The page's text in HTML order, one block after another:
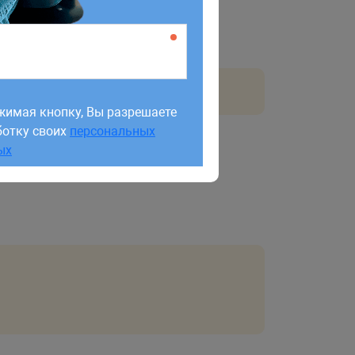
кнопку, Вы разрешаете
кнопку, Вы разрешаете
своих персональных